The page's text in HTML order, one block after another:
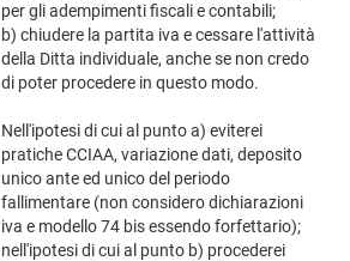
per gli adempimenti fiscali e contabili;
b) chiudere la partita iva e cessare l'attività
della Ditta individuale, anche se non credo
di poter procedere in questo modo.
Nell'ipotesi di cui al punto a) eviterei
pratiche CCIAA, variazione dati, deposito
unico ante ed unico del periodo
fallimentare (non considero dichiarazioni
iva e modello 74 bis essendo forfettario);
nell'ipotesi di cui al punto b) procederei